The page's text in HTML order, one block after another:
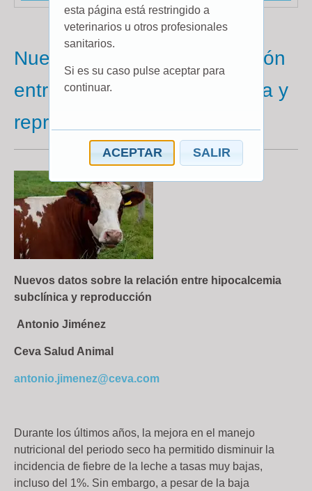
Nuevos datos sobre la relación
entre hipocalcemia subclínica y
reproducción
Nuevos datos sobre la relación entre hipocalcemia
subclínica y reproducción
Antonio Jiménez
Ceva Salud Animal
antonio.jimenez@ceva.com
Durante los últimos años, la mejora en el manejo
nutricional del periodo seco ha permitido disminuir la
incidencia de fiebre de la leche a tasas muy bajas,
incluso del 1%. Sin embargo, a pesar de la baja
esta página está restringido a
veterinarios u otros profesionales
sanitarios.
Si es su caso pulse aceptar para
continuar.
ACEPTAR SALIR